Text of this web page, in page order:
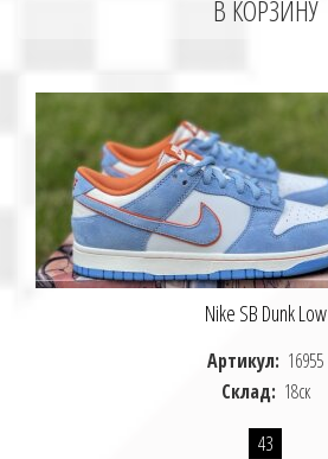
Nike SB Dunk Low
Артикул: 16955
Склад: 18ск
43